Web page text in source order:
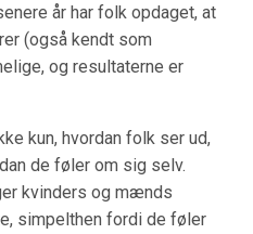
år har folk opdaget, at
(også kendt som
og resultaterne er
kun, hvordan folk ser ud,
de føler om sig selv.
kvinders og mænds
simpelthen fordi de føler